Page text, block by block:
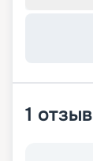
1 отзыв